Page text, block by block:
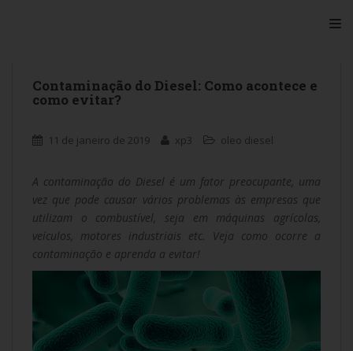
Contaminação do Diesel: Como acontece e
como evitar?
11 de janeiro de 2019 xp3 oleo diesel
A contaminação do Diesel é um fator preocupante, uma
vez que pode causar vários problemas às empresas que
utilizam o combustível, seja em máquinas agrícolas,
veículos, motores industriais etc. Veja como ocorre a
contaminação e aprenda a evitar!